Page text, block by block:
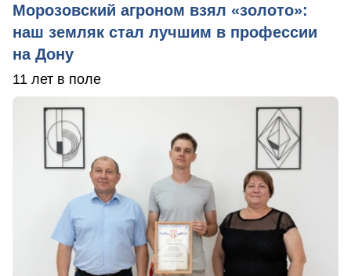
Морозовский агроном взял «золото»:
наш земляк стал лучшим в профессии
на Дону
11 лет в поле